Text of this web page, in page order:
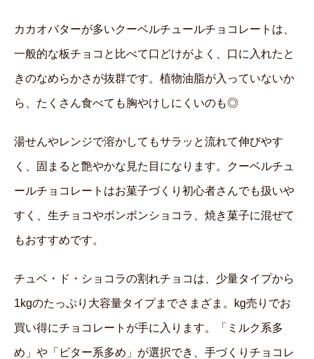
カカオバターが多いクーベルチュールチョコレートは、
一般的な板チョコと比べて口どけがよく、口に入れたと
きのなめらかさが抜群です。植物油脂が入っていないか
ら、たくさん食べても胸やけしにくいのも◎
湯せんやレンジで溶かしてもサラッと流れて伸びやす
く、固まると艶やかな見た目になります。クーベルチュ
ールチョコレートはお菓子づくり初心者さんでも扱いや
すく、生チョコやボンボンショコラ、焼き菓子に混ぜて
もおすすめです。
チュベ・ド・ショコラの割れチョコは、少量タイプから
1kgのたっぷり大容量タイプまでさまざま。kg売りでお
買い得にチョコレートが手に入ります。「ミルク系多
め」や「ビター系多め」が選択でき、手づくりチョコレ